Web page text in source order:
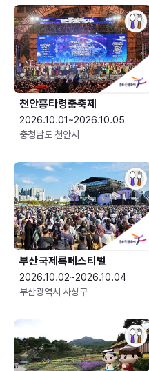
천안흥타령춤축제
2026.10.01~2026.10.05
충청남도 천안시
부산국제록페스티벌
2026.10.02~2026.10.04
부산광역시 사상구